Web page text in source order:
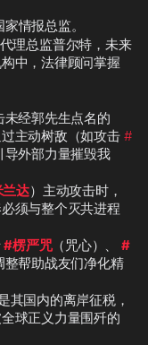
情报总监。
理总监普尔特，未来
中，法律顾问掌握
经郭先生点名的
主动树敌（如攻击 #
外部力量摧毁我
兰达）主动攻击时，
须与整个灭共进程
#楞严咒（咒心）、 #
帮助战友们净化精
其国内的离岸征税，
球正义力量围歼的